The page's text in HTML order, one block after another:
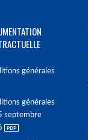
générales
générales
septembre